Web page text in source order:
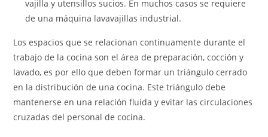
vajilla y utensillos sucios. En muchos casos se requiere
de una máquina lavavajillas industrial.
Los espacios que se relacionan continuamente durante el
trabajo de la cocina son el área de preparación, cocción y
lavado, es por ello que deben formar un triángulo cerrado
en la distribución de una cocina. Este triángulo debe
mantenerse en una relación fluida y evitar las circulaciones
cruzadas del personal de cocina.